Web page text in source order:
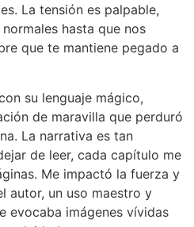
La tensión es palpable,
hasta que nos
que te mantiene pegado a
su lenguaje mágico,
de maravilla que perduró
La narrativa es tan
de leer, cada capítulo me
Me impactó la fuerza y
autor, un uso maestro y
evocaba imágenes vívidas